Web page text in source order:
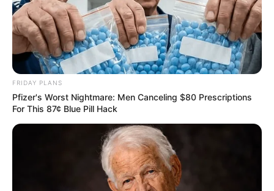
ดวงรายวัน 1 กันยายน 2565
FRIDAY PLANS
Pfizer's Worst Nightmare: Men Canceling $80 Prescriptions
For This 87¢ Blue Pill Hack